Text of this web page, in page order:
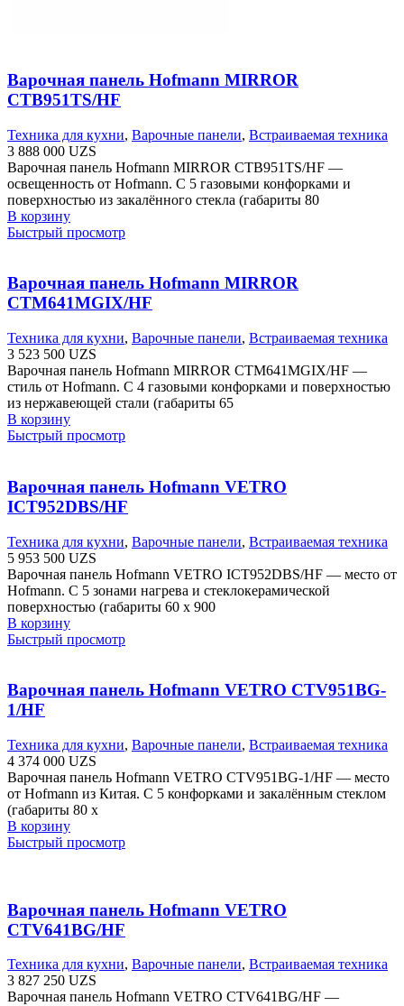
Варочная панель Hofmann MIRROR
CTB951TS/HF
Техника для кухни, Варочные панели, Встраиваемая техника
3 888 000 UZS
Варочная панель Hofmann MIRROR CTB951TS/HF —
освещенность от Hofmann. С 5 газовыми конфорками и
поверхностью из закалённого стекла (габариты 80
В корзину
Быстрый просмотр
Варочная панель Hofmann MIRROR
CTM641MGIX/HF
Техника для кухни, Варочные панели, Встраиваемая техника
3 523 500 UZS
Варочная панель Hofmann MIRROR CTM641MGIX/HF —
стиль от Hofmann. С 4 газовыми конфорками и поверхностью
из нержавеющей стали (габариты 65
В корзину
Быстрый просмотр
Варочная панель Hofmann VETRO
ICT952DBS/HF
Техника для кухни, Варочные панели, Встраиваемая техника
5 953 500 UZS
Варочная панель Hofmann VETRO ICT952DBS/HF — место от
Hofmann. С 5 зонами нагрева и стеклокерамической
поверхностью (габариты 60 х 900
В корзину
Быстрый просмотр
Варочная панель Hofmann VETRO CTV951BG-
1/HF
Техника для кухни, Варочные панели, Встраиваемая техника
4 374 000 UZS
Варочная панель Hofmann VETRO CTV951BG-1/HF — место
от Hofmann из Китая. С 5 конфорками и закалённым стеклом
(габариты 80 х
В корзину
Быстрый просмотр
Варочная панель Hofmann VETRO
CTV641BG/HF
Техника для кухни, Варочные панели, Встраиваемая техника
3 827 250 UZS
Варочная панель Hofmann VETRO CTV641BG/HF —